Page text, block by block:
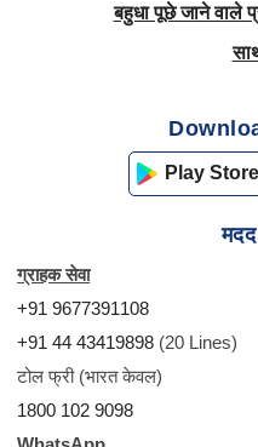
बहुधा पूछे जाने वाले
Play Store
मदद
ग्राहक सेवा
+91 9677391108
+91 44 43419898 (20 Lines)
टोल फ्री (भारत केवल)
1800 102 9098